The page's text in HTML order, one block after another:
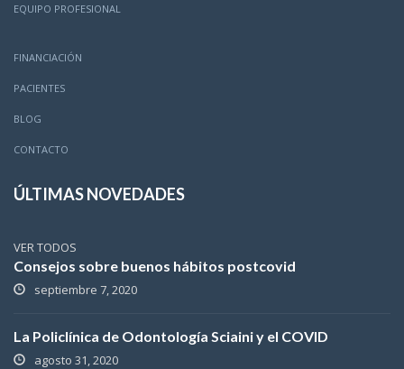
EQUIPO PROFESIONAL
FINANCIACIÓN
PACIENTES
BLOG
CONTACTO
ÚLTIMAS NOVEDADES
VER TODOS
Consejos sobre buenos hábitos postcovid
septiembre 7, 2020
La Policlínica de Odontología Sciaini y el COVID
agosto 31, 2020